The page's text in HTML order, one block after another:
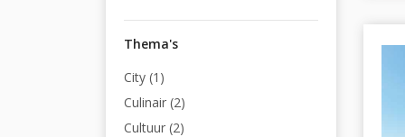
Thema's
City (1)
Culinair (2)
Cultuur (2)